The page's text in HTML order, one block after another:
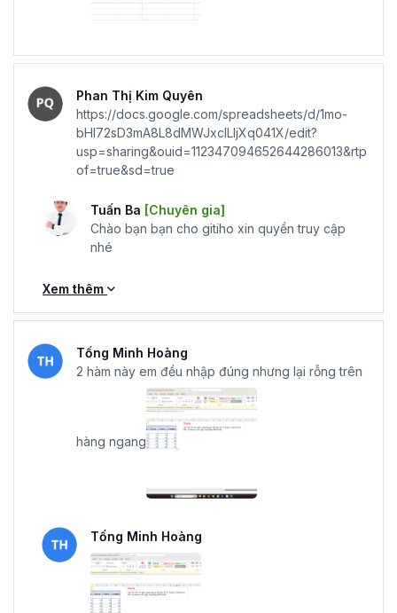
Phan Thị Kim Quyên
https://docs.google.com/spreadsheets/d/1mo-
bHI72sD3mA8L8dMWJxclLIjXq041X/edit?
usp=sharing&ouid=112347094652644286013&rtp
of=true&sd=true
Tuấn Ba [Chuyên gia]
Chào bạn bạn cho gitiho xin quyền truy cập
nhé
Xem thêm
Tống Minh Hoàng
2 hàm này em đều nhập đúng nhưng lại rỗng trên
hàng ngang
Tống Minh Hoàng